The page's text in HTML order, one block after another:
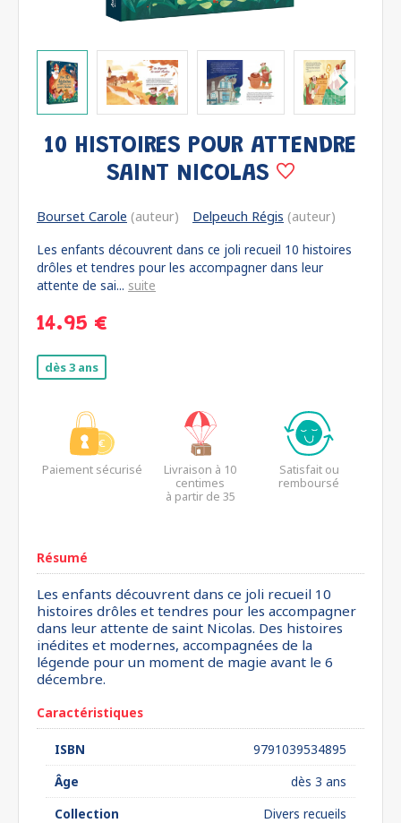
10 HISTOIRES POUR ATTENDRE
SAINT NICOLAS
Bourset Carole (auteur) Delpeuch Régis (auteur)
Les enfants découvrent dans ce joli recueil 10 histoires
drôles et tendres pour les accompagner dans leur
attente de sai... suite
14.95 €
dès 3 ans
Paiement sécurisé
Livraison à 10
centimes
à partir de 35
Satisfait ou
remboursé
Résumé
Les enfants découvrent dans ce joli recueil 10
histoires drôles et tendres pour les accompagner
dans leur attente de saint Nicolas. Des histoires
inédites et modernes, accompagnées de la
légende pour un moment de magie avant le 6
décembre.
Caractéristiques
ISBN
9791039534895
Âge
dès 3 ans
Collection
Divers recueils